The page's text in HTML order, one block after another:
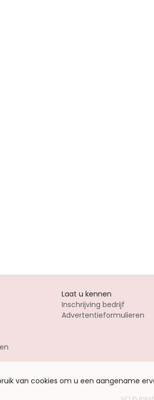
Laat u kennen
Inschrijving bedrijf
Advertentieformulieren
van cookies om u een aangename